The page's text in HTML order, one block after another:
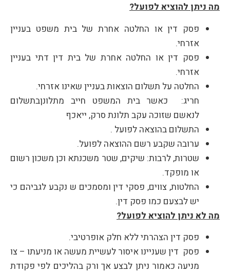
מה ניתן להוציא לפועל?
פסק דין או החלטה אחרת של בית משפט בעניין
אזרחי.
פסק דין או החלטה אחרת של בית דין דתי בעניין
אזרחי.
החלטה על תשלום הוצאות בעניין שאינו אזרחי.
חריג: כאשר בית המשפט חייב מתלונןבתשלום
לנאשם שזוכה עקב תלונת סרק, ייאכף
התשלום בהוצאה לפועל .
ערובה שקבע רשם ההוצאה לפועל.
שטרות, לרבות: שיקים, שטר משכנתא וכן משכון רשום
או מופקד.
החלטות, צווים, פסקי דין ומסמכים ש נקבע לגביהם כי
יש לבצעם כמו פסק דין.
מה לא ניתן להוציא לפועל?
פסק דין הצהרתי ללא חלק אופרטיבי.
פסק דין שעניינו איסור לעשיית מעשה או מניעתו – צו
מניעה כאמור ניתן לבצע אך ורק בהליכים לפי פקודת